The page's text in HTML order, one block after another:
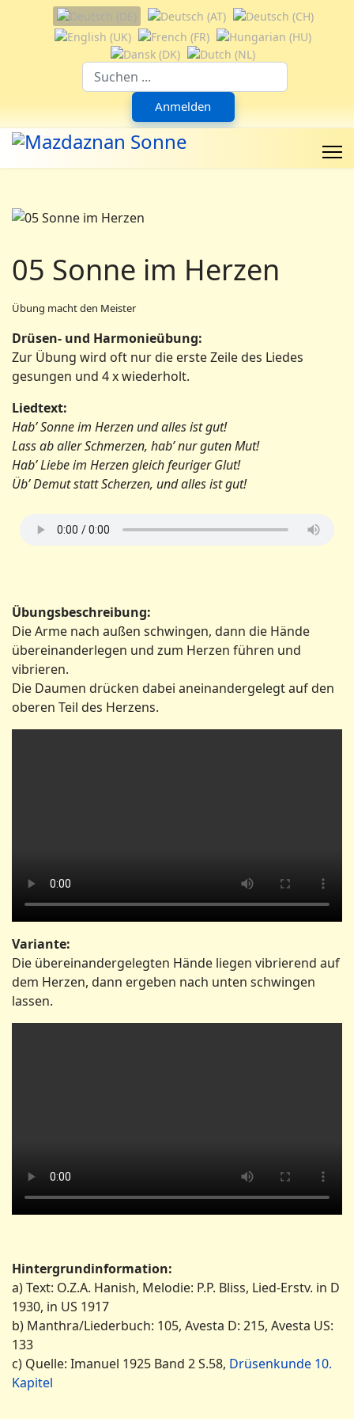
Sprache auswählen
Anmelden
05 Sonne im Herzen
Übung macht den Meister
Drüsen- und Harmonieübung:
Zur Übung wird oft nur die erste Zeile des Liedes
gesungen und 4 x wiederholt.
Liedtext:
Hab’ Sonne im Herzen und alles ist gut!
Lass ab aller Schmerzen, hab’ nur guten Mut!
Hab’ Liebe im Herzen gleich feuriger Glut!
Üb’ Demut statt Scherzen, und alles ist gut!
Übungsbeschreibung:
Die Arme nach außen schwingen, dann die Hände
übereinanderlegen und zum Herzen führen und
vibrieren.
Die Daumen drücken dabei aneinandergelegt auf den
oberen Teil des Herzens.
Variante:
Die übereinandergelegten Hände liegen vibrierend auf
dem Herzen, dann ergeben nach unten schwingen
lassen.
Hintergrundinformation:
a) Text: O.Z.A. Hanish, Melodie: P.P. Bliss, Lied-Erstv. in D
1930, in US 1917
b) Manthra/Liederbuch: 105, Avesta D: 215, Avesta US:
133
c) Quelle: Imanuel 1925 Band 2 S.58, Drüsenkunde 10.
Kapitel